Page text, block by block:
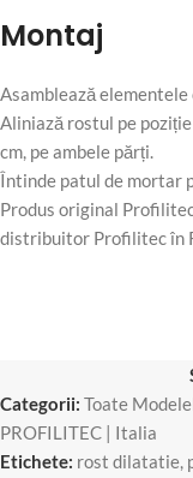
Montaj
Asamblează
Aliniază rostul pe
cm, pe ambele părți.
Întinde patul de mortar
Produs original
distribuitor Profilitec în
Categorii: Toate
PROFILITEC | Italia
Etichete: rost dilatatie,